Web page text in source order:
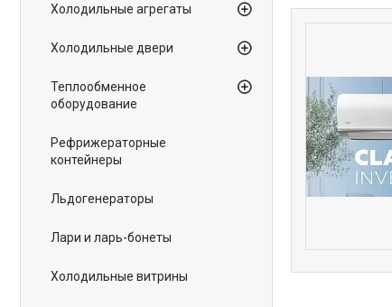
Холодильные агрегаты
Холодильные двери
Теплообменное
оборудование
Рефрижераторные
контейнеры
Льдогенераторы
Лари и ларь-бонеты
Холодильные витрины